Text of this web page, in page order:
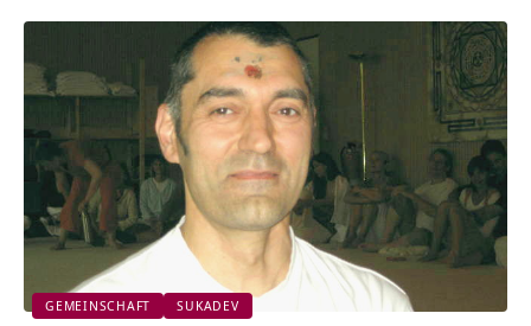
GEMEINSCHAFT SUKADEV